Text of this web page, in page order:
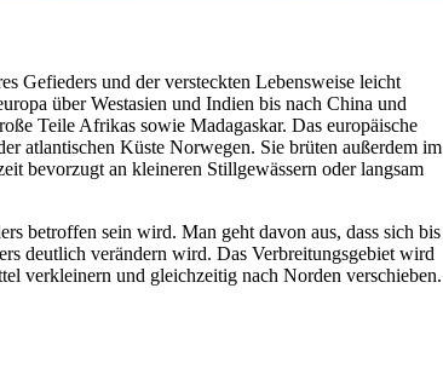
Gefieders und der versteckten Lebensweise leicht
über Westasien und Indien bis nach China und
Teile Afrikas sowie Madagaskar. Das europäische
atlantischen Küste Norwegen. Sie brüten außerdem im
bevorzugt an kleineren Stillgewässern oder langsam
betroffen sein wird. Man geht davon aus, dass sich bis
deutlich verändern wird. Das Verbreitungsgebiet wird
verkleinern und gleichzeitig nach Norden verschieben.